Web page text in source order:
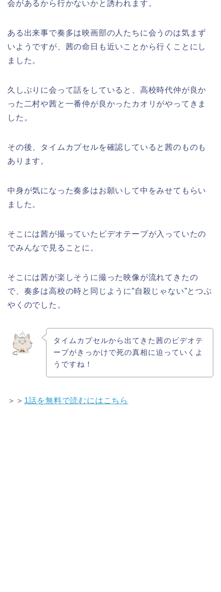
会があるから行かないかと誘われます。
ある出来事で奏多は映画部の人たちに会うのは気まず
いようですが、茜の命日も近いことから行くことにし
ました。
久しぶりに会って話をしていると、高校時代仲が良か
った二村や茜と一番仲が良かったカオリがやってきま
した。
その後、タイムカプセルを確認していると茜のものも
あります。
中身が気になった奏多はお願いして中をみせてもらい
ました。
そこには茜が撮っていたビデオテープが入っていたの
でみんなで見ることに。
そこには茜が楽しそうに撮った映像が流れてきたの
で、奏多は高校の時と同じように”自殺じゃない”とつぶ
やくのでした。
タイムカプセルから出てきた茜のビデオテ
ープがきっかけで死の真相に迫っていくよ
うですね！
＞＞ 1話を無料で読むにはこちら